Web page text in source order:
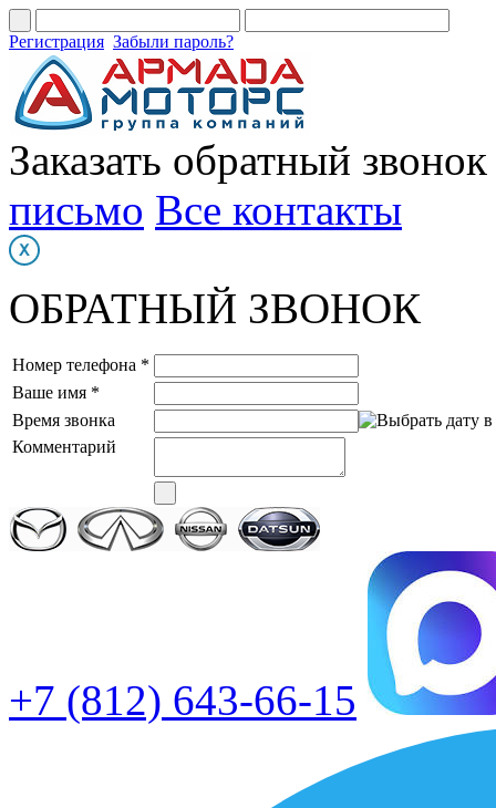
Регистрация Забыли пароль?
Заказать обратный звонок
письмо Все контакты
ОБРАТНЫЙ ЗВОНОК
Номер телефона *
Ваше имя *
Время звонка
Комментарий
+7 (812) 643-66-15